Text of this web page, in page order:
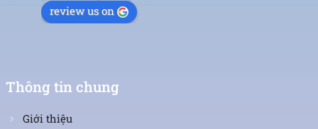
review us on
Thông tin chung
Giới thiệu